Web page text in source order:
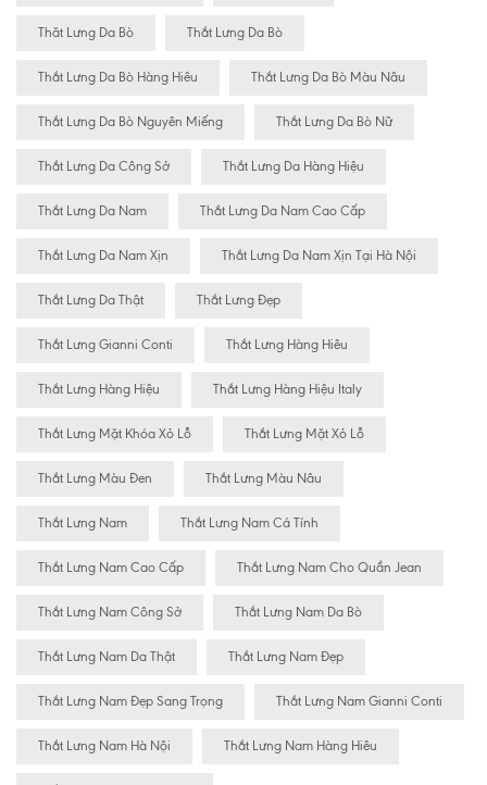
Thăt Lưng Da Bò Thắt Lưng Da Bò
Thắt Lưng Da Bò Hàng Hiêu Thắt Lưng Da Bò Màu Nâu
Thắt Lưng Da Bò Nguyên Miếng Thắt Lưng Da Bò Nữ
Thắt Lưng Da Công Sở Thắt Lưng Da Hàng Hiệu
Thắt Lưng Da Nam Thắt Lưng Da Nam Cao Cấp
Thắt Lưng Da Nam Xịn Thắt Lưng Da Nam Xịn Tại Hà Nội
Thắt Lưng Da Thật Thắt Lưng Đẹp
Thắt Lưng Gianni Conti Thắt Lưng Hàng Hiêu
Thắt Lưng Hàng Hiệu Thắt Lưng Hàng Hiệu Italy
Thắt Lưng Mặt Khóa Xỏ Lỗ Thắt Lưng Mặt Xỏ Lỗ
Thắt Lưng Màu Đen Thắt Lưng Màu Nâu
Thắt Lưng Nam Thắt Lưng Nam Cá Tính
Thắt Lưng Nam Cao Cấp Thắt Lưng Nam Cho Quần Jean
Thắt Lưng Nam Công Sở Thắt Lưng Nam Da Bò
Thắt Lưng Nam Da Thật Thắt Lưng Nam Đẹp
Thắt Lưng Nam Đẹp Sang Trọng Thắt Lưng Nam Gianni Conti
Thắt Lưng Nam Hà Nội Thắt Lưng Nam Hàng Hiêu